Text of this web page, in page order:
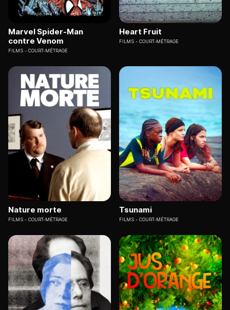
Marvel Spider-Man
contre Venom
FILMS COURT-MÉTRAGE
Heart Fruit
FILMS COURT-MÉTRAGE
Nature morte
FILMS COURT-MÉTRAGE
Tsunami
FILMS COURT-MÉTRAGE